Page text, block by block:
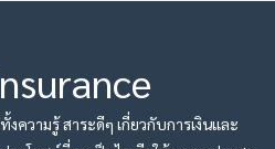
ความรู้ สาระดีๆ เกี่ยวกับการเงินและ